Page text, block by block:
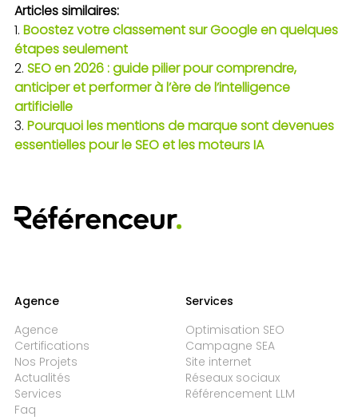
Articles similaires:
Boostez votre classement sur Google en quelques
étapes seulement
SEO en 2026 : guide pilier pour comprendre,
anticiper et performer à l’ère de l’intelligence
artificielle
Pourquoi les mentions de marque sont devenues
essentielles pour le SEO et les moteurs IA
Agence
Agence
Certifications
Nos Projets
Actualités
Services
Faq
Services
Optimisation SEO
Campagne SEA
Site internet
Réseaux sociaux
Référencement LLM